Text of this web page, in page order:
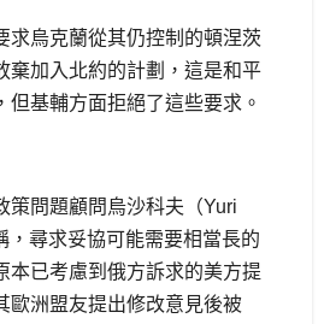
求烏克蘭從其仍控制的頓涅茨
棄加入北約的計劃，這是和平
但基輔方面拒絕了這些要求。
策問題顧問烏沙科夫（Yuri
，尋求妥協可能需要相當長的
本已考慮到俄方訴求的美方提
歐洲盟友提出修改意見後被